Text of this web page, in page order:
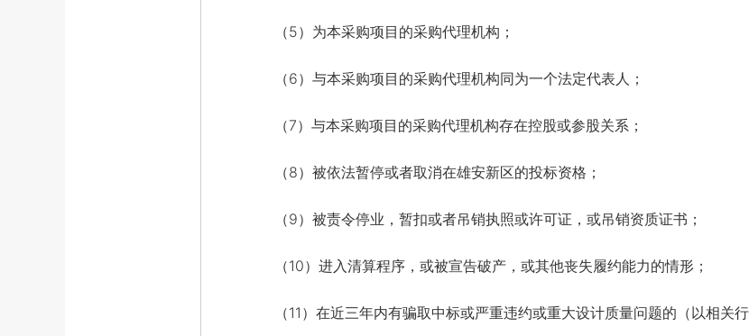
（5）为本采购项目的采购代理机构；
（6）与本采购项目的采购代理机构同为一个法定代表人；
（7）与本采购项目的采购代理机构存在控股或参股关系；
（8）被依法暂停或者取消在雄安新区的投标资格；
（9）被责令停业，暂扣或者吊销执照或许可证，或吊销资质证书；
（10）进入清算程序，或被宣告破产，或其他丧失履约能力的情形；
（11）在近三年内有骗取中标或严重违约或重大设计质量问题的（以相关